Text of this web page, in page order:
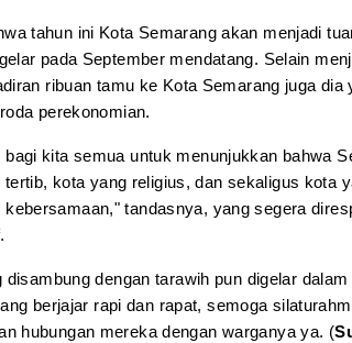
tahun ini Kota Semarang akan menjadi
pada September mendatang. Selain
ribuan tamu ke Kota Semarang juga dia
perekonomian.
kita semua untuk menunjukkan bahwa
kota yang religius, dan sekaligus kota
tandasnya, yang segera
dengan tarawih pun digelar
berjajar rapi dan rapat, semoga
hubungan mereka dengan warganya ya. (